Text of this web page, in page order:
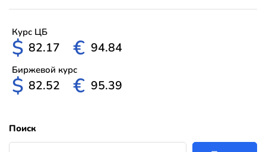
Курс ЦБ
$ 82.17 € 94.84
Биржевой курс
$ 82.52 € 95.39
Поиск